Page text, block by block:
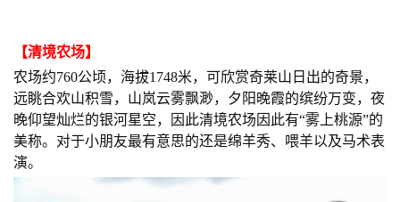
【清境农场】
农场约760公顷，海拔1748米，可欣赏奇莱山日出的奇景，
远眺合欢山积雪，山岚云雾飘渺，夕阳晚霞的缤纷万变，夜
晚仰望灿烂的银河星空，因此清境农场因此有“雾上桃源”的
美称。对于小朋友最有意思的还是绵羊秀、喂羊以及马术表
演。